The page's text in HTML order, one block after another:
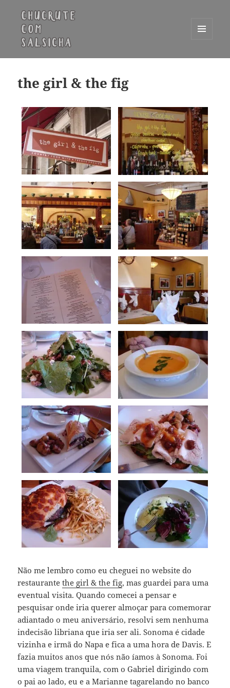
WIDGETS
the girl & the fig
Não me lembro como eu cheguei no website do
restaurantethe girl & the fig, mas guardei para uma
eventual visita. Quando comecei a pensar e
pesquisar onde iria querer almoçar para comemorar
adiantado o meu aniversário, resolvi sem nenhuma
indecisão libriana que iria ser ali. Sonoma é cidade
vizinha e irmã do Napa e fica a uma hora de Davis. E
fazia muitos anos que nós não íamos à Sonoma. Foi
uma viagem tranquila, com o Gabriel dirigindo com
o pai ao lado, eu e a Marianne tagarelando no banco